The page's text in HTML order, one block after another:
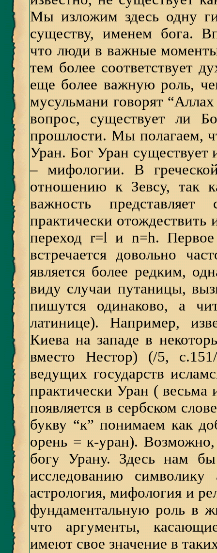
Мы изложим здесь одну
существу, именем бога.
что люди в важные
тем более соответствует
еще более важную роль,
мусульмани говорят
вопрос, существует ли
прошлости. Мы полагаем,
Уран. Бог Уран существует
– мифологии. В
отношению к Зевсу, так
важность
практически отождествить
переход r=l и n=h.
встречается довольно
является более редким,
виду случаи путаницы,
пишутся одинаково, а
латинице). Например,
Киева на западе в
вместо Нестор) (/5,
ведущих государств
практически Уран ( весьма
появляется в сербском
букву “к” понимаем как
орень = к-уран).
богу Урану. Здесь нам
исследованию
астрология, мифология и
фундаментальную роль в
что аргументы,
имеют свое значение в